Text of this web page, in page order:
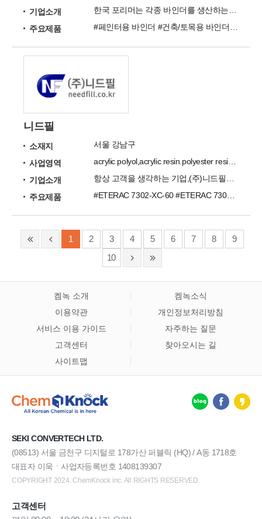
기업소개
주요제품
니드필
소재지
서울 강남구
사업영역
acrylic polyol,acrylic resin.polyester resin.Uream
기업소개
주요제품
#ETERAC 7302-XC-60 #ETERAC 7302-1-XC-60 #ETERAC 7305-3-XC-50 #ETERAC 7334-XS-60 #ETERAC 7301-1-ST-50 #ETERAC 7303-X-63 #ETERAC 7303-3-X-60 #ETERAC 7305-3-XC-50 #ETERAC 7306-XP-60 #ETERAC 7303-X-63
1 2 3 4 5 6 7 8
9
10
켐녹 소개
켐녹소식
이용약관
개인정보처리방침
서비스 이용 가이드
자주하는 질문
고객센터
찾아오시는 길
사이트맵
SEKI CONVERTECH LTD.
(08513) 서울 금천구 디지털로 178가산 퍼블릭 (HQ) / A동 1718호
대표자 이욱ㆍ사업자등록번호 1408139307
COPYRIGHT 2024. ChemKnock inc. All RIGHTS RESERVED.
고객센터